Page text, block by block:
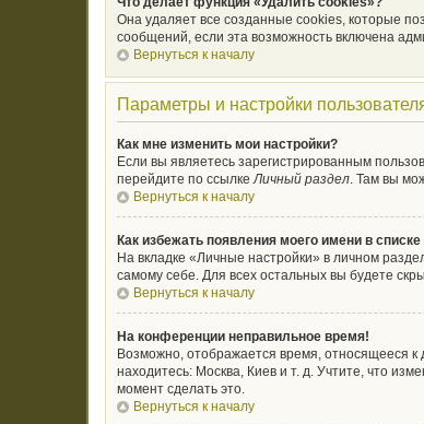
Она удаляет все созданные cookies, которые
сообщений, если эта возможность включена
Вернуться к началу
Параметры и настройки
Как мне изменить мои настройки?
Если вы являетесь зарегистрированным
перейдите по ссылкеЛичный раздел. Там вы
Вернуться к началу
Как избежать появления моего имени в
На вкладке «Личные настройки» в личном
самому себе. Для всех остальных вы будете
Вернуться к началу
На конференции неправильное время!
Возможно, отображается время, относящееся к
находитесь: Москва, Киев и т. д. Учтите, что
момент сделать это.
Вернуться к началу